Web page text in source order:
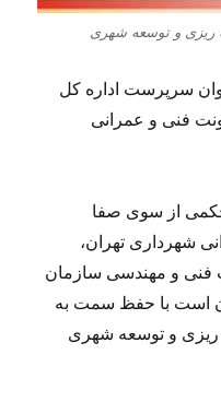
ریزی و توسعه شهری
سرپرست اداره کل
فنی و عمرانی
از سوی صفا
شهرداری تهران،
فنی و مهندسی سازمان
است با حفظ سمت به
ریزی و توسعه شهری